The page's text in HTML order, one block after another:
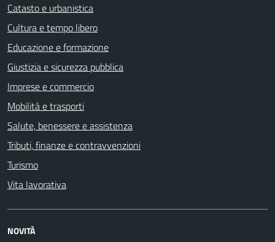
Catasto e urbanistica
Cultura e tempo libero
Educazione e formazione
Giustizia e sicurezza pubblica
Imprese e commercio
Mobilità e trasporti
Salute, benessere e assistenza
Tributi, finanze e contravvenzioni
Turismo
Vita lavorativa
NOVITÀ